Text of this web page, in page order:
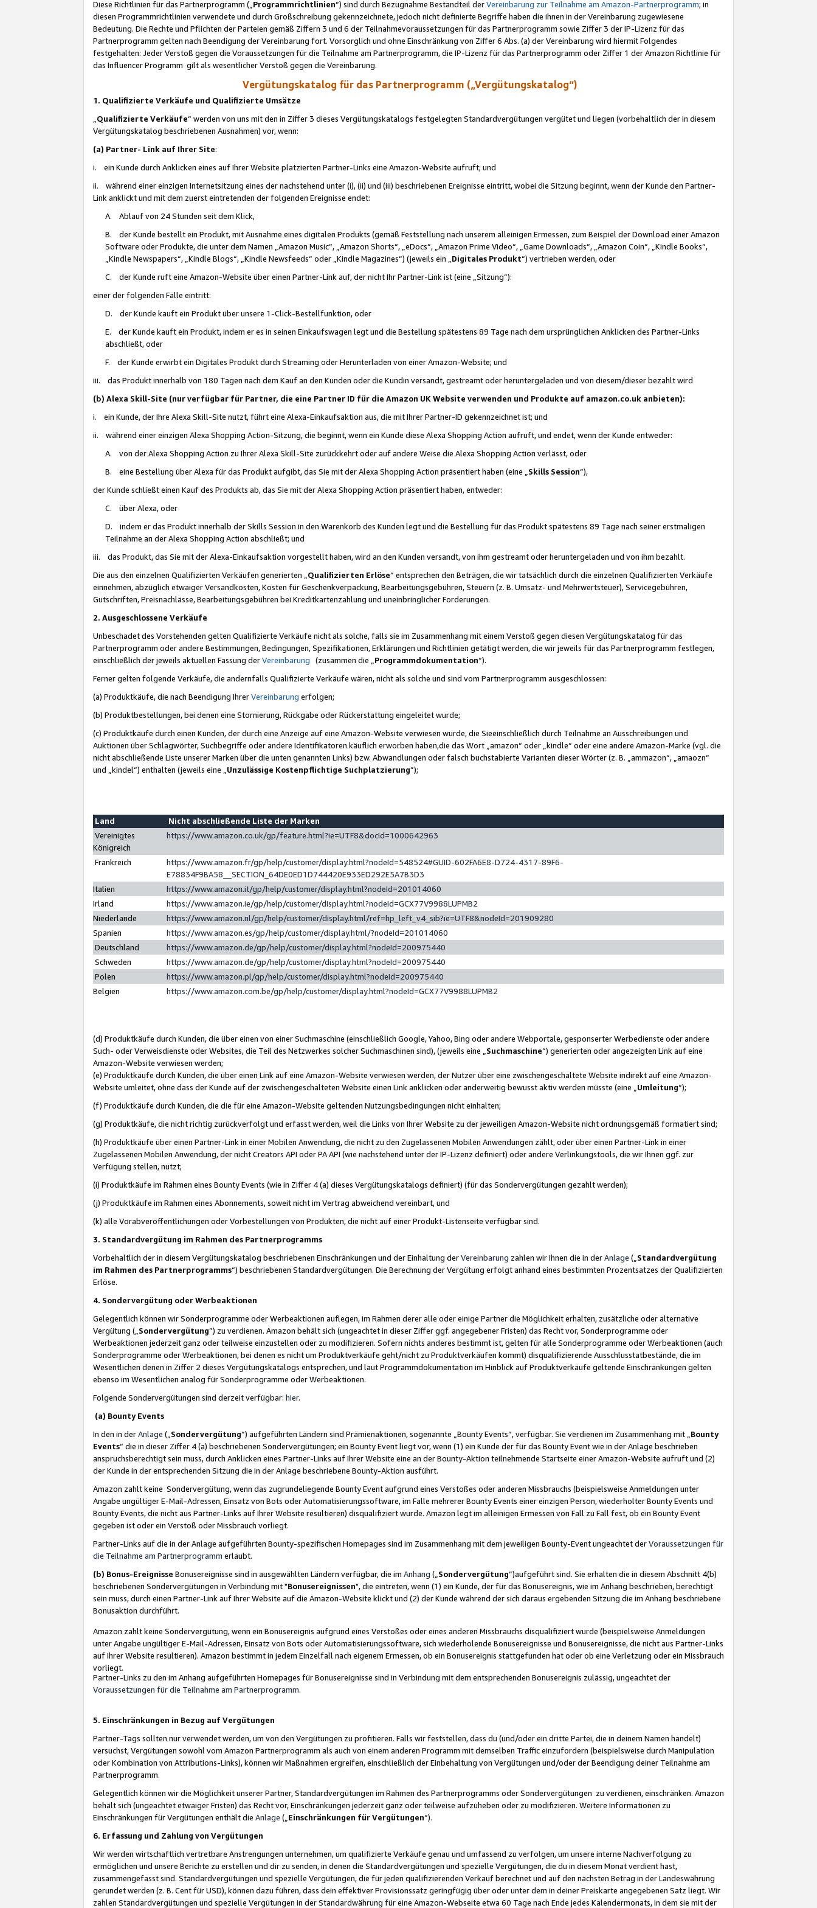
Diese Richtlinien für das Partnerprogramm („Programmrichtlinien“) sind durch Bezugnahme Bestandteil derVereinbarung zur Teilnahme am Amazon-Partnerprogramm; in
diesen Programmrichtlinien verwendete und durch Großschreibung gekennzeichnete, jedoch nicht definierte Begriffe haben die ihnen in der Vereinbarung zugewiesene
Bedeutung. Die Rechte und Pflichten der Parteien gemäß Ziffern 3 und 6 der Teilnahmevoraussetzungen für das Partnerprogramm sowie Ziffer 3 der IP-Lizenz für das
Partnerprogramm gelten nach Beendigung der Vereinbarung fort. Vorsorglich und ohne Einschränkung von Ziffer 6 Abs. (a) der Vereinbarung wird hiermit Folgendes
festgehalten: Jeder Verstoß gegen die Voraussetzungen für die Teilnahme am Partnerprogramm, die IP-Lizenz für das Partnerprogramm oder Ziffer 1 der Amazon Richtlinie für
das Influencer Programm gilt als wesentlicher Verstoß gegen die Vereinbarung.
Vergütungskatalog für das Partnerprogramm („Vergütungskatalog“)
1. Qualifizierte Verkäufe und Qualifizierte Umsätze
Qualifizierte Verkäufe“ werden von uns mit den in Ziffer 3 dieses Vergütungskatalogs festgelegten Standardvergütungen vergütet und liegen (vorbehaltlich der in diesem
Vergütungskatalog beschriebenen Ausnahmen) vor, wenn:
(a) Partner- Link auf Ihrer Site:
i. ein Kunde durch Anklicken eines auf Ihrer Website platzierten Partner-Links eine Amazon-Website aufruft; und
ii. während einer einzigen Internetsitzung eines der nachstehend unter (i), (ii) und (iii) beschriebenen Ereignisse eintritt, wobei die Sitzung beginnt, wenn der Kunde den Partner-
Link anklickt und mit dem zuerst eintretenden der folgenden Ereignisse endet:
A. Ablauf von 24 Stunden seit dem Klick,
B. der Kunde bestellt ein Produkt, mit Ausnahme eines digitalen Produkts (gemäß Feststellung nach unserem alleinigen Ermessen, zum Beispiel der Download einer Amazon
Software oder Produkte, die unter dem Namen „Amazon Music“, „Amazon Shorts“, „eDocs“, „Amazon Prime Video“, „Game Downloads“, „Amazon Coin“, „Kindle Books“,
„Kindle Newspapers“, „Kindle Blogs“, „Kindle Newsfeeds“ oder „Kindle Magazines“) (jeweils ein „ Digitales Produkt“) vertrieben werden, oder
C. der Kunde ruft eine Amazon-Website über einen Partner-Link auf, der nicht Ihr Partner-Link ist (eine „Sitzung“):
einer der folgenden Fälle eintritt:
D. der Kunde kauft ein Produkt über unsere 1-Click-Bestellfunktion, oder
E. der Kunde kauft ein Produkt, indem er es in seinen Einkaufswagen legt und die Bestellung spätestens 89 Tage nach dem ursprünglichen Anklicken des Partner-Links
abschließt, oder
F. der Kunde erwirbt ein Digitales Produkt durch Streaming oder Herunterladen von einer Amazon-Website; und
iii. das Produkt innerhalb von 180 Tagen nach dem Kauf an den Kunden oder die Kundin versandt, gestreamt oder heruntergeladen und von diesem/dieser bezahlt wird
(b) Alexa Skill-Site (nur verfügbar für Partner, die eine Partner ID für die Amazon UK Website verwenden und Produkte auf amazon.co.uk anbieten):
i. ein Kunde, der Ihre Alexa Skill-Site nutzt, führt eine Alexa-Einkaufsaktion aus, die mit Ihrer Partner-ID gekennzeichnet ist; und
ii. während einer einzigen Alexa Shopping Action-Sitzung, die beginnt, wenn ein Kunde diese Alexa Shopping Action aufruft, und endet, wenn der Kunde entweder:
A. von der Alexa Shopping Action zu Ihrer Alexa Skill-Site zurückkehrt oder auf andere Weise die Alexa Shopping Action verlässt, oder
B. eine Bestellung über Alexa für das Produkt aufgibt, das Sie mit der Alexa Shopping Action präsentiert haben (eine „ Skills Session“),
der Kunde schließt einen Kauf des Produkts ab, das Sie mit der Alexa Shopping Action präsentiert haben, entweder:
C. über Alexa, oder
D. indem er das Produkt innerhalb der Skills Session in den Warenkorb des Kunden legt und die Bestellung für das Produkt spätestens 89 Tage nach seiner erstmaligen
Teilnahme an der Alexa Shopping Action abschließt; und
iii. das Produkt, das Sie mit der Alexa-Einkaufsaktion vorgestellt haben, wird an den Kunden versandt, von ihm gestreamt oder heruntergeladen und von ihm bezahlt.
Die aus den einzelnen Qualifizierten Verkäufen generierten „ Qualifizierten Erlöse“ entsprechen den Beträgen, die wir tatsächlich durch die einzelnen Qualifizierten Verkäufe
einnehmen, abzüglich etwaiger Versandkosten, Kosten für Geschenkverpackung, Bearbeitungsgebühren, Steuern (z. B. Umsatz- und Mehrwertsteuer), Servicegebühren,
Gutschriften, Preisnachlässe, Bearbeitungsgebühren bei Kreditkartenzahlung und uneinbringlicher Forderungen.
2. Ausgeschlossene Verkäufe
Unbeschadet des Vorstehenden gelten Qualifizierte Verkäufe nicht als solche, falls sie im Zusammenhang mit einem Verstoß gegen diesen Vergütungskatalog für das
Partnerprogramm oder andere Bestimmungen, Bedingungen, Spezifikationen, Erklärungen und Richtlinien getätigt werden, die wir jeweils für das Partnerprogramm festlegen,
einschließlich der jeweils aktuellen Fassung derVereinbarung (zusammen die „ Programmdokumentation“).
Ferner gelten folgende Verkäufe, die andernfalls Qualifizierte Verkäufe wären, nicht als solche und sind vom Partnerprogramm ausgeschlossen:
(a) Produktkäufe, die nach Beendigung IhrerVereinbarung erfolgen;
(b) Produktbestellungen, bei denen eine Stornierung, Rückgabe oder Rückerstattung eingeleitet wurde;
(c) Produktkäufe durch einen Kunden, der durch eine Anzeige auf eine Amazon-Website verwiesen wurde, die Sieeinschließlich durch Teilnahme an Ausschreibungen und
Auktionen über Schlagwörter, Suchbegriffe oder andere Identifikatoren käuflich erworben haben,die das Wort „amazon“ oder „kindle“ oder eine andere Amazon-Marke (vgl. die
nicht abschließende Liste unserer Marken über die unten genannten Links) bzw. Abwandlungen oder falsch buchstabierte Varianten dieser Wörter (z. B. „ammazon“, „amaozn“
und „kindel“) enthalten (jeweils eine „ Unzulässige Kostenpflichtige Suchplatzierung”);
Land
Nicht abschließende Liste der Marken
Vereinigtes
Königreich
https://www.amazon.co.uk/gp/feature.html?ie=UTF8&docId=1000642963
Frankreich
https://www.amazon.fr/gp/help/customer/display.html?nodeId=548524#GUID-602FA6E8-D724-4317-89F6-
E78834F9BA58__SECTION_64DE0ED1D744420E933ED292E5A7B3D3
Italien
https://www.amazon.it/gp/help/customer/display.html?nodeId=201014060
Irland
https://www.amazon.ie/gp/help/customer/display.html?nodeId=GCX77V9988LUPMB2
Niederlande
https://www.amazon.nl/gp/help/customer/display.html/ref=hp_left_v4_sib?ie=UTF8&nodeId=201909280
Spanien
https://www.amazon.es/gp/help/customer/display.html/?nodeId=201014060
Deutschland
https://www.amazon.de/gp/help/customer/display.html?nodeId=200975440
Schweden
https://www.amazon.de/gp/help/customer/display.html?nodeId=200975440
Polen
https://www.amazon.pl/gp/help/customer/display.html?nodeId=200975440
Belgien
https://www.amazon.com.be/gp/help/customer/display.html?nodeId=GCX77V9988LUPMB2
(d) Produktkäufe durch Kunden, die über einen von einer Suchmaschine (einschließlich Google, Yahoo, Bing oder andere Webportale, gesponserter Werbedienste oder andere
Such- oder Verweisdienste oder Websites, die Teil des Netzwerkes solcher Suchmaschinen sind), (jeweils eine „ Suchmaschine“) generierten oder angezeigten Link auf eine
Amazon-Website verwiesen werden;
(e) Produktkäufe durch Kunden, die über einen Link auf eine Amazon-Website verwiesen werden, der Nutzer über eine zwischengeschaltete Website indirekt auf eine Amazon-
Website umleitet, ohne dass der Kunde auf der zwischengeschalteten Website einen Link anklicken oder anderweitig bewusst aktiv werden müsste (eine „ Umleitung“);
(f) Produktkäufe durch Kunden, die die für eine Amazon-Website geltenden Nutzungsbedingungen nicht einhalten;
(g) Produktkäufe, die nicht richtig zurückverfolgt und erfasst werden, weil die Links von Ihrer Website zu der jeweiligen Amazon-Website nicht ordnungsgemäß formatiert sind;
(h) Produktkäufe über einen Partner-Link in einer Mobilen Anwendung, die nicht zu den Zugelassenen Mobilen Anwendungen zählt, oder über einen Partner-Link in einer
Zugelassenen Mobilen Anwendung, der nicht Creators API oder PA API (wie nachstehend unter der IP-Lizenz definiert) oder andere Verlinkungstools, die wir Ihnen ggf. zur
Verfügung stellen, nutzt;
(i) Produktkäufe im Rahmen eines Bounty Events (wie in Ziffer 4 (a) dieses Vergütungskatalogs definiert) (für das Sondervergütungen gezahlt werden);
(j) Produktkäufe im Rahmen eines Abonnements, soweit nicht im Vertrag abweichend vereinbart, und
(k) alle Vorabveröffentlichungen oder Vorbestellungen von Produkten, die nicht auf einer Produkt-Listenseite verfügbar sind.
3. Standardvergütung im Rahmen des Partnerprogramms
Vorbehaltlich der in diesem Vergütungskatalog beschriebenen Einschränkungen und der Einhaltung derVereinbarung zahlen wir Ihnen die in derAnlage („ Standardvergütung
im Rahmen des Partnerprogramms“) beschriebenen Standardvergütungen. Die Berechnung der Vergütung erfolgt anhand eines bestimmten Prozentsatzes der Qualifizierten
Erlöse.
4. Sondervergütung oder Werbeaktionen
Gelegentlich können wir Sonderprogramme oder Werbeaktionen auflegen, im Rahmen derer alle oder einige Partner die Möglichkeit erhalten, zusätzliche oder alternative
Vergütung („ Sondervergütung”) zu verdienen. Amazon behält sich (ungeachtet in dieser Ziffer ggf. angegebener Fristen) das Recht vor, Sonderprogramme oder
Werbeaktionen jederzeit ganz oder teilweise einzustellen oder zu modifizieren. Sofern nichts anderes bestimmt ist, gelten für alle Sonderprogramme oder Werbeaktionen (auch
Sonderprogramme oder Werbeaktionen, bei denen es nicht um Produktverkäufe geht/nicht zu Produktverkäufen kommt) disqualifizierende Ausschlusstatbestände, die im
Wesentlichen denen in Ziffer 2 dieses Vergütungskatalogs entsprechen, und laut Programmdokumentation im Hinblick auf Produktverkäufe geltende Einschränkungen gelten
ebenso im Wesentlichen analog für Sonderprogramme oder Werbeaktionen.
Folgende Sondervergütungen sind derzeit verfügbar: hier.
(a) Bounty Events
In den in derAnlage („ Sondervergütung“) aufgeführten Ländern sind Prämienaktionen, sogenannte „Bounty Events“, verfügbar. Sie verdienen im Zusammenhang mit „ Bounty
Events“ die in dieser Ziffer 4 (a) beschriebenen Sondervergütungen; ein Bounty Event liegt vor, wenn (1) ein Kunde der für das Bounty Event wie in der Anlage beschrieben
anspruchsberechtigt sein muss, durch Anklicken eines Partner-Links auf Ihrer Website eine an der Bounty-Aktion teilnehmende Startseite einer Amazon-Website aufruft und (2)
der Kunde in der entsprechenden Sitzung die in der Anlage beschriebene Bounty-Aktion ausführt.
Amazon zahlt keine Sondervergütung, wenn das zugrundeliegende Bounty Event aufgrund eines Verstoßes oder anderen Missbrauchs (beispielsweise Anmeldungen unter
Angabe ungültiger E-Mail-Adressen, Einsatz von Bots oder Automatisierungssoftware, im Falle mehrerer Bounty Events einer einzigen Person, wiederholter Bounty Events und
Bounty Events, die nicht aus Partner-Links auf Ihrer Website resultieren) disqualifiziert wurde. Amazon legt im alleinigen Ermessen von Fall zu Fall fest, ob ein Bounty Event
gegeben ist oder ein Verstoß oder Missbrauch vorliegt.
Partner-Links auf die in der Anlage aufgeführten Bounty-spezifischen Homepages sind im Zusammenhang mit dem jeweiligen Bounty-Event ungeachtet derVoraussetzungen für
die Teilnahme am Partnerprogramm erlaubt.
(b) Bonus-Ereignisse Bonusereignisse sind in ausgewählten Ländern verfügbar, die im Anhang („ Sondervergütung“)aufgeführt sind. Sie erhalten die in diesem Abschnitt 4(b)
beschriebenen Sondervergütungen in Verbindung mit "Bonusereignissen", die eintreten, wenn (1) ein Kunde, der für das Bonusereignis, wie im Anhang beschrieben, berechtigt
sein muss, durch einen Partner-Link auf Ihrer Website auf die Amazon-Website klickt und (2) der Kunde während der sich daraus ergebenden Sitzung die im Anhang beschriebene
Bonusaktion durchführt.
Amazon zahlt keine Sondervergütung, wenn ein Bonusereignis aufgrund eines Verstoßes oder eines anderen Missbrauchs disqualifiziert wurde (beispielsweise Anmeldungen
unter Angabe ungültiger E-Mail-Adressen, Einsatz von Bots oder Automatisierungssoftware, sich wiederholende Bonusereignisse und Bonusereignisse, die nicht aus Partner-Links
auf Ihrer Website resultieren). Amazon bestimmt in jedem Einzelfall nach eigenem Ermessen, ob ein Bonusereignis stattgefunden hat oder ob eine Verletzung oder ein Missbrauch
vorliegt.
Partner-Links zu den im Anhang aufgeführten Homepages für Bonusereignisse sind in Verbindung mit dem entsprechenden Bonusereignis zulässig, ungeachtet der
Voraussetzungen für die Teilnahme am Partnerprogramm.
5. Einschränkungen in Bezug auf Vergütungen
Partner-Tags sollten nur verwendet werden, um von den Vergütungen zu profitieren. Falls wir feststellen, dass du (und/oder ein dritte Partei, die in deinem Namen handelt)
versuchst, Vergütungen sowohl vom Amazon Partnerprogramm als auch von einem anderen Programm mit demselben Traffic einzufordern (beispielsweise durch Manipulation
oder Kombination von Attributions-Links), können wir Maßnahmen ergreifen, einschließlich der Einbehaltung von Vergütungen und/oder der Beendigung deiner Teilnahme am
Partnerprogramm.
Gelegentlich können wir die Möglichkeit unserer Partner, Standardvergütungen im Rahmen des Partnerprogramms oder Sondervergütungen zu verdienen, einschränken. Amazon
behält sich (ungeachtet etwaiger Fristen) das Recht vor, Einschränkungen jederzeit ganz oder teilweise aufzuheben oder zu modifizieren. Weitere Informationen zu
Einschränkungen für Vergütungen enthält die Anlage („ Einschränkungen für Vergütungen“).
6. Erfassung und Zahlung von Vergütungen
Wir werden wirtschaftlich vertretbare Anstrengungen unternehmen, um qualifizierte Verkäufe genau und umfassend zu verfolgen, um unsere interne Nachverfolgung zu
ermöglichen und unsere Berichte zu erstellen und dir zu senden, in denen die Standardvergütungen und spezielle Vergütungen, die du in diesem Monat verdient hast,
zusammengefasst sind. Standardvergütungen und spezielle Vergütungen, die für jeden qualifizierenden Verkauf berechnet und auf den nächsten Betrag in der Landeswährung
gerundet werden (z. B. Cent für USD), können dazu führen, dass dein effektiver Provisionssatz geringfügig über oder unter dem in deiner Preiskarte angegebenen Satz liegt. Wir
zahlen Standardvergütungen und spezielle Vergütungen in der Standardwährung für eine Amazon-Webseite etwa 60 Tage nach Ende jedes Kalendermonats, in dem sie mit der